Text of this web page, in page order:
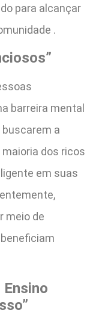
para alcançar
.
barreira mental
a
dos ricos
em suas
meio de
Ensino